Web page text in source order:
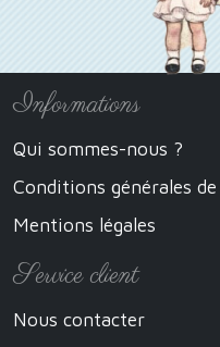
Informations
Qui sommes-nous ?
Conditions générales
Mentions légales
Service client
Nous contacter